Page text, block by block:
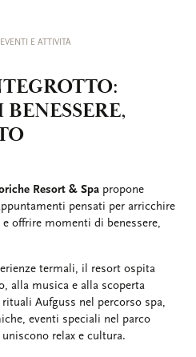
EVENTI E ATTIVITÀ
Resort & Spa propone
pensati per arricchire
e offrire momenti di benessere,
termali, il resort ospita
alla musica e alla scoperta
Aufguss nel percorso spa,
eventi speciali nel parco
relax e cultura.